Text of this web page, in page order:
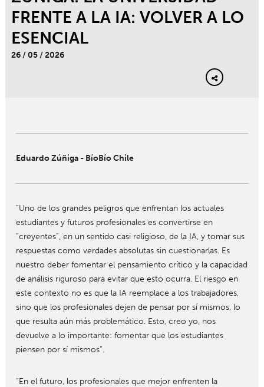
FRENTE A LA IA: VOLVER A LO
ESENCIAL
26 / 05 / 2026
Eduardo Zúñiga - BíoBío Chile
“Uno de los grandes peligros que enfrentan los actuales
estudiantes y futuros profesionales es convertirse en
“creyentes”, en un sentido casi religioso, de la IA, y tomar sus
respuestas como verdades absolutas sin cuestionarlas. Es
nuestro deber fomentar el pensamiento crítico y la capacidad
de análisis riguroso para evitar que esto ocurra. El riesgo en
este contexto no es que la IA reemplace a los trabajadores,
sino que los profesionales dejen de pensar por sí mismos, lo
que resulta aún más problemático. Esto, creo yo, nos
devuelve a lo importante: fomentar que los estudiantes
piensen por sí mismos”.
“En el futuro, los profesionales que mejor enfrenten la